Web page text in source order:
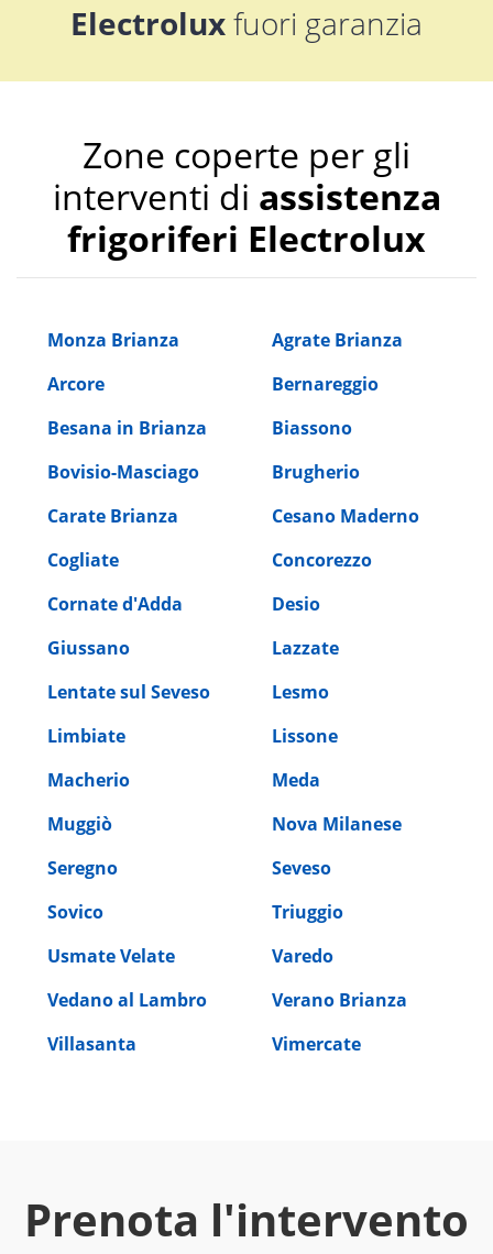
Electroluxfuori garanzia
Zone coperte per gli
interventi di assistenza
frigoriferi Electrolux
Monza Brianza
Agrate Brianza
Arcore
Bernareggio
Besana in Brianza
Biassono
Bovisio-Masciago
Brugherio
Carate Brianza
Cesano Maderno
Cogliate
Concorezzo
Cornate d'Adda
Desio
Giussano
Lazzate
Lentate sul Seveso
Lesmo
Limbiate
Lissone
Macherio
Meda
Muggiò
Nova Milanese
Seregno
Seveso
Sovico
Triuggio
Usmate Velate
Varedo
Vedano al Lambro
Verano Brianza
Villasanta
Vimercate
Prenota l'intervento